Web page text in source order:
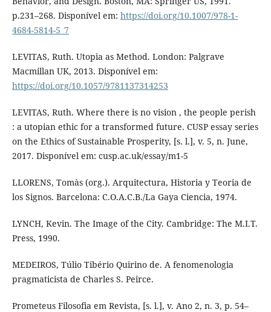
p.231–268. Disponível em: https://doi.org/10.1007/978-1-
4684-5814-5_7
LEVITAS, Ruth. Utopia as Method. London: Palgrave
Macmillan UK, 2013. Disponível em:
https://doi.org/10.1057/9781137314253
LEVITAS, Ruth. Where there is no vision , the people perish
: a utopian ethic for a transformed future. CUSP essay series
on the Ethics of Sustainable Prosperity, [s. l.], v. 5, n. June,
2017. Disponível em: cusp.ac.uk/essay/m1-5
LLORENS, Tomàs (org.). Arquitectura, Historia y Teoria de
los Signos. Barcelona: C.O.A.C.B./La Gaya Ciencia, 1974.
LYNCH, Kevin. The Image of the City. Cambridge: The M.I.T.
Press, 1990.
MEDEIROS, Túlio Tibério Quirino de. A fenomenologia
pragmaticista de Charles S. Peirce.
Prometeus Filosofia em Revista, [s. l.], v. Ano 2, n. 3, p. 54–